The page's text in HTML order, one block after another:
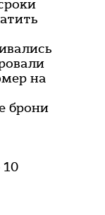
на
брони
10